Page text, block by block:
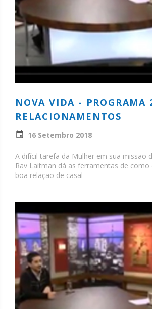
NOVA VIDA - PROGRAMA
RELACIONAMENTOS
16 Setembro 2018
A difícil tarefa da Mulher em sua missão
Rav Laitman dá as ferramentas de como
boa relação de casal